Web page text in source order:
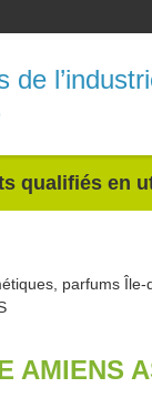
de
qualifiés
parfums Île-
AMIENS